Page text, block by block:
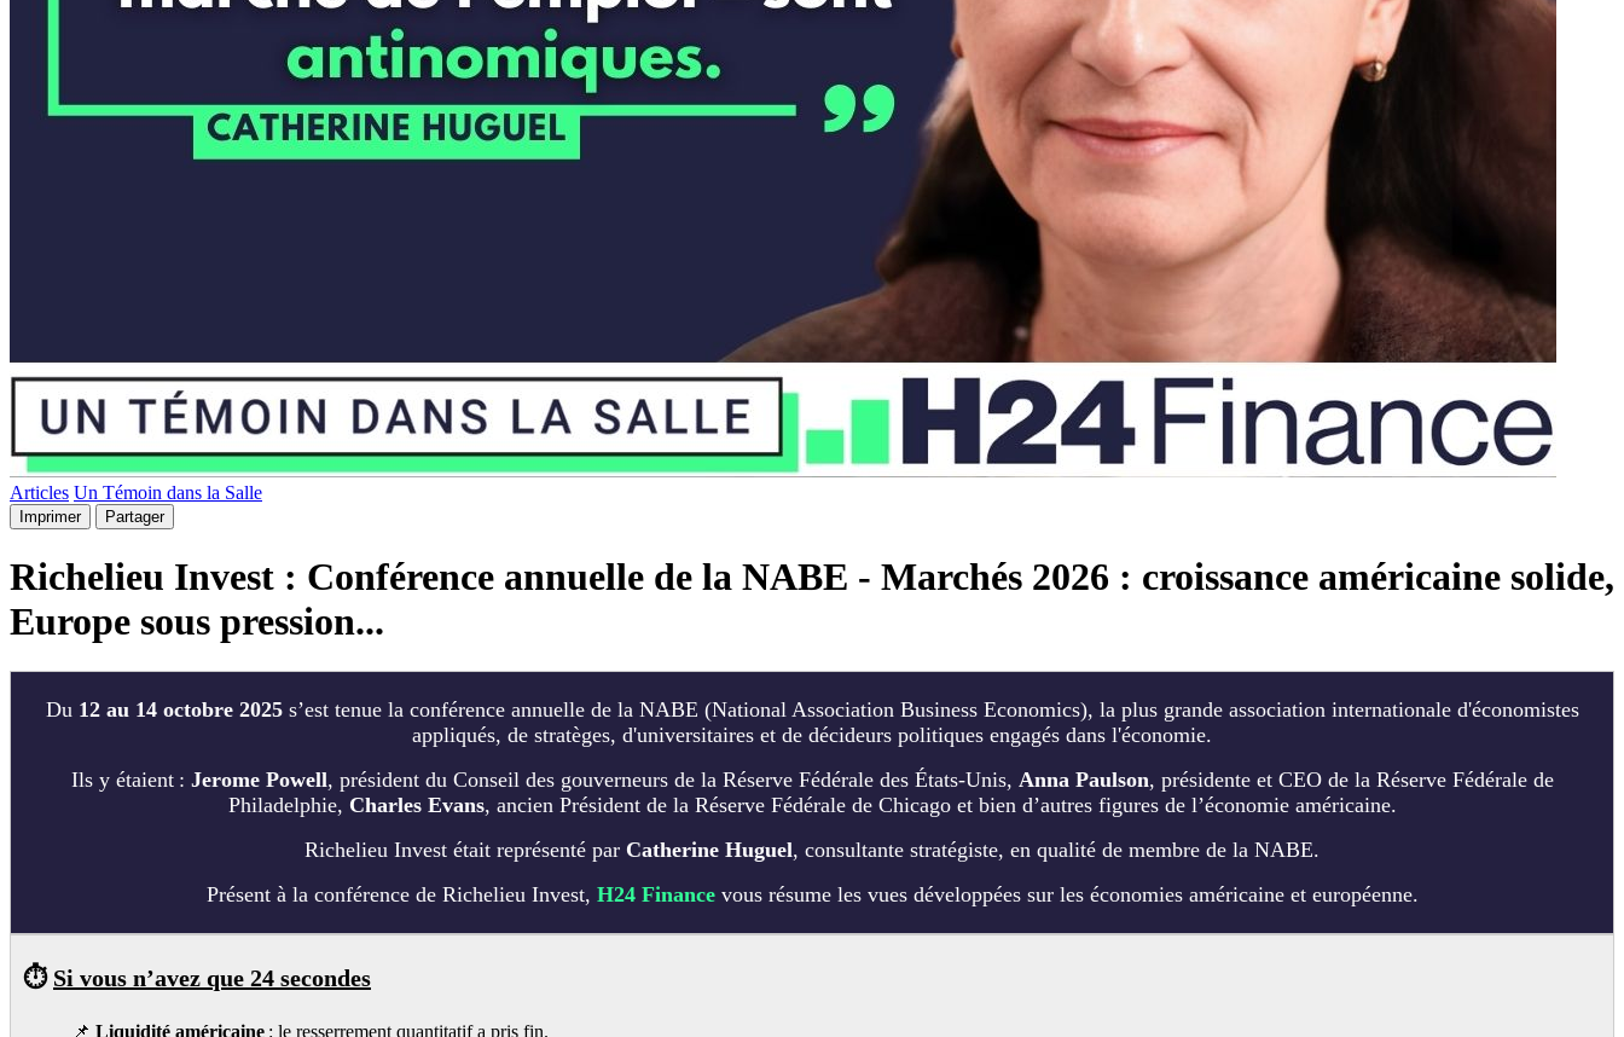
Articles Un Témoin dans la Salle
Imprimer Partager
Richelieu Invest : Conférence annuelle de la NABE - Marchés 2026 : croissance américaine solide,
Europe sous pression...
Du 12 au 14 octobre 2025 s’est tenue la conférence annuelle de la NABE (National Association Business Economics), la plus grande association internationale d'économistes
appliqués, de stratèges, d'universitaires et de décideurs politiques engagés dans l'économie.
Ils y étaient : Jerome Powell, président du Conseil des gouverneurs de la Réserve Fédérale des États-Unis, Anna Paulson, présidente et CEO de la Réserve Fédérale de
Philadelphie, Charles Evans, ancien Président de la Réserve Fédérale de Chicago et bien d’autres figures de l’économie américaine.
Richelieu Invest était représenté par Catherine Huguel, consultante stratégiste, en qualité de membre de la NABE.
Présent à la conférence de Richelieu Invest, H24 Financevous résume les vues développées sur les économies américaine et européenne.
⏱️ Si vous n’avez que 24 secondes
📌 Liquidité américaine : le resserrement quantitatif a pris fin.